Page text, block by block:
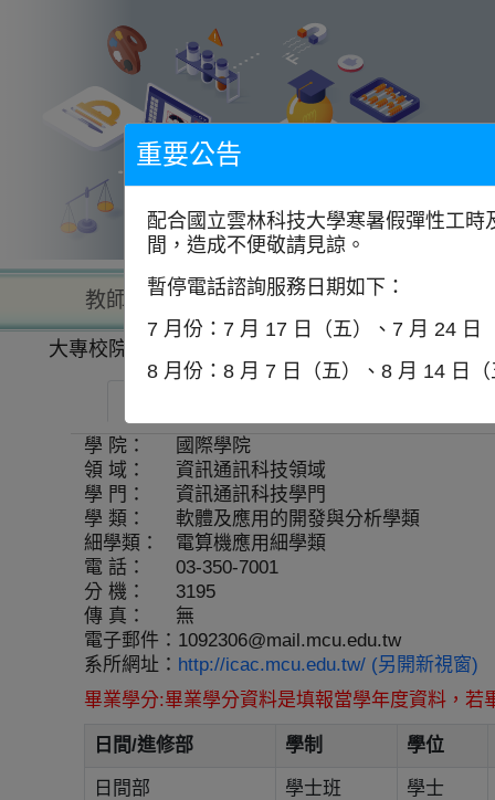
教師查詢 學校查詢
大專校院一覽表
學 院：
國際學院
領 域：
資訊通訊科技領域
學 門：
資訊通訊科技學門
學 類：
軟體及應用的開發與分析學類
細學類：
電算機應用細學類
電 話：
03-350-7001
分 機：
3195
傳 真：
無
電子郵件： 1092306@mail.mcu.edu.tw
系所網址： http://icac.mcu.edu.tw/ (另開新視窗)
畢業學分:畢業學分資料是填報當學年度資料，
日間/進修部 學制 學位
日間部 學士班 學士
重要公告
配合國立雲林科技大學寒暑假彈性工
間，造成不便敬請見諒。
暫停電話諮詢服務日期如下：
7 月份：7 月 17 日（五）、7 月 24 日
8 月份：8 月 7 日（五）、8 月 14 日（